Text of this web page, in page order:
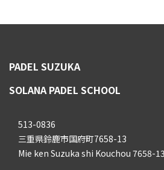
PADEL SUZUKA
SOLANA PADEL SCHOOL
513-0836
三重県鈴鹿市国府町7658-13
Mie ken Suzuka shi Kouchou 7658-13